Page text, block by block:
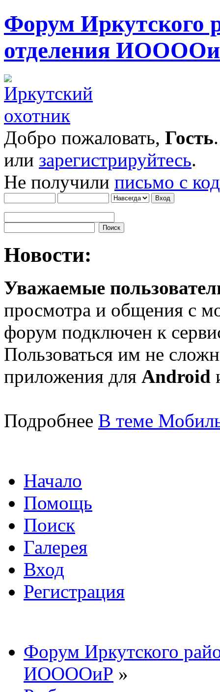
Форум Иркутского
отделения
Добро пожаловать, Гость
или зарегистрируйтесь.
Не получили письмо с
Новости:
Уважаемые
просмотра и общения с
форум подключен к
Пользоваться им не
приложения для Android
Подробнее В теме
Начало
Помощь
Поиск
Галерея
Вход
Регистрация
Форум Иркутского
ИООООиР »